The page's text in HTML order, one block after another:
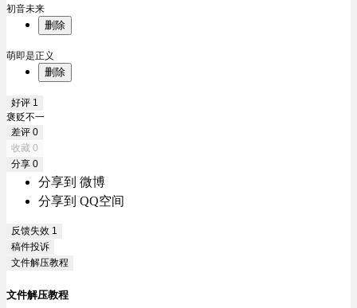
初音未来
删除
萌即是正义
删除
好评 1
褒贬不一
差评 0
收藏 0
分享 0
分享到 微博
分享到 QQ空间
反馈失效 1
稿件投诉
文件解压教程
文件解压教程